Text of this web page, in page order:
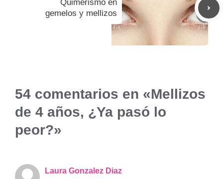
Quimerismo en
gemelos y mellizos
54 comentarios en «Mellizos
de 4 años, ¿Ya pasó lo
peor?»
Laura Gonzalez Diaz